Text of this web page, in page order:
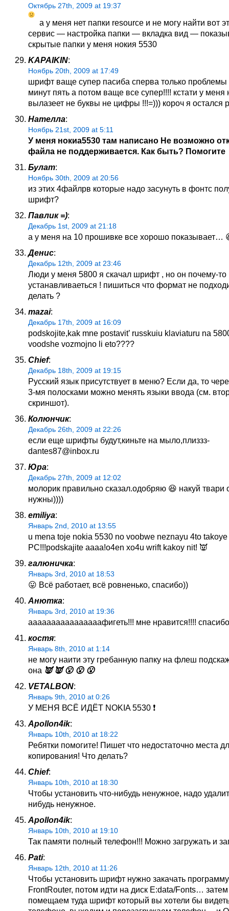
Октябрь 27th, 2009 at 19:37
а у меня нет папки resource и не могу найти вот
сервис — настройка папки — вкладка вид —
скрытые папки у меня нокия 5530
KAPAIKIN:
Ноябрь 20th, 2009 at 17:49
шрифт ваще супер пасиба сперва только
минут пять а потом ваще все супер!!!! кстати у меня
вылазеет не буквы не цифры !!!=))) короч я остался
Нателла:
Ноябрь 21st, 2009 at 5:11
У меня нокиа5530 там написано Не возможно
файла не поддерживается. Как быть? Помогите
Булат:
Ноябрь 30th, 2009 at 20:56
из этих 4файлрв которые надо засунуть в фонтс
шрифт?
Павлик =):
Декабрь 1st, 2009 at 21:18
а у меня на 10 прошивке все хорошо показывает…
Денис:
Декабрь 12th, 2009 at 23:46
Люди у меня 5800 я скачал шрифт , но он почему-то
устанавливаеться ! пишиться что формат не
делать ?
mazai:
Декабрь 17th, 2009 at 16:09
podskojite,kak mne postavit’ russkuiu klaviaturu na
voodshe vozmojno li eto????
Chief:
Декабрь 18th, 2009 at 19:15
Русский язык присутствует в меню? Если да, то
3-мя полосками можно менять языки ввода (см.
скриншот).
Колюнчик:
Декабрь 26th, 2009 at 22:26
если еще шрифты будут,киньте на мыло,плиззз-
dantes87@inbox.ru
Юра:
Декабрь 27th, 2009 at 12:02
молорик правильно сказал.одобряю 😆 накуй твари
нужны))))
emiliya:
Январь 2nd, 2010 at 13:55
u mena toje nokia 5530 no voobwe neznayu 4to
PC!!!podskajite aaaa!o4en xo4u wrift kakoy nit! 👿
галюничка:
Январь 3rd, 2010 at 18:53
😛 Всё работает, всё ровненько, спасибо))
Анютка:
Январь 3rd, 2010 at 19:36
аааааааааааааааафигеть!!! мне нравится!!!!
костя:
Январь 8th, 2010 at 1:14
не могу наити эту гребанную папку на флеш
она 👿 👿 😮 😮 😮
VETALBON:
Январь 9th, 2010 at 0:26
У МЕНЯ ВСЁ ИДЁТ NOKIA 5530 ❗
Apollon4ik:
Январь 10th, 2010 at 18:22
Ребятки помогите! Пишет что недостаточно места
копирования! Что делать?
Chief:
Январь 10th, 2010 at 18:30
Чтобы установить что-нибудь ненужное, надо
нибудь ненужное.
Apollon4ik:
Январь 10th, 2010 at 19:10
Так памяти полный телефон!!! Можно загружать и
Pati:
Январь 12th, 2010 at 11:26
Чтобы установить шрифт нужно закачать программу
FrontRouter, потом идти на диск Е:data/Fonts… затем
помещаем туда шрифт который вы хотели бы